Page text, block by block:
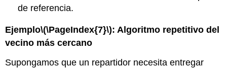
de referencia.
Ejemplo\(\PageIndex{7}\): Algoritmo repetitivo del
vecino más cercano
Supongamos que un repartidor necesita entregar